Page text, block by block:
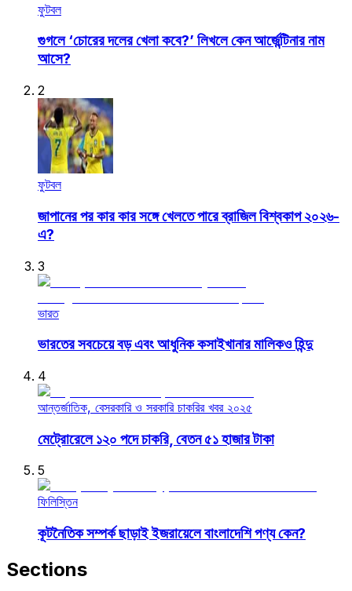
ফুটবল
গুগলে ‘চোরের দলের খেলা কবে?’ লিখলে কেন আর্জেন্টিনার নাম
আসে?
2
ফুটবল
জাপানের পর কার কার সঙ্গে খেলতে পারে ব্রাজিল বিশ্বকাপ ২০২৬-
এ?
3
ভারত
ভারতের সবচেয়ে বড় এবং আধুনিক কসাইখানার মালিকও হিন্দু
4
আন্তর্জাতিক, বেসরকারি ও সরকারি চাকরির খবর ২০২৫
মেট্রোরেলে ১২০ পদে চাকরি, বেতন ৫১ হাজার টাকা
5
ফিলিস্তিন
কূটনৈতিক সম্পর্ক ছাড়াই ইজরায়েলে বাংলাদেশি পণ্য কেন?
Sections